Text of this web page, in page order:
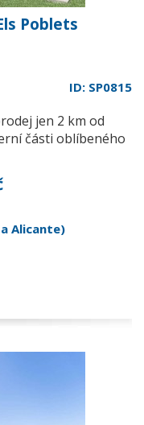
Poblets
ID: SP0815
jen 2 km od
části oblíbeného
Alicante)